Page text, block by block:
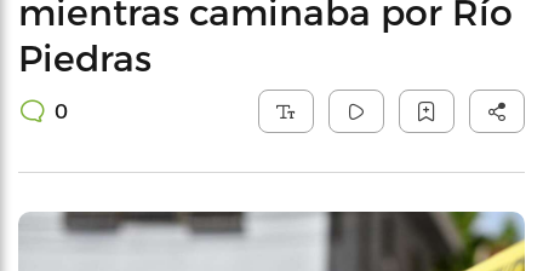
mientras caminaba por Río
Piedras
0